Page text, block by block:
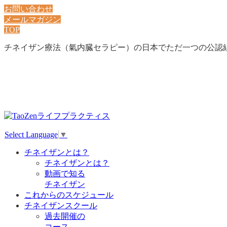
お問い合わせ
メールマガジン
TOP
チネイザン療法（氣内臓セラピー）の日本でただ一つの公認
Select Language ▼
チネイザンとは？
チネイザンとは？
動画で知る
チネイザン
これからのスケジュール
チネイザンスクール
過去開催の